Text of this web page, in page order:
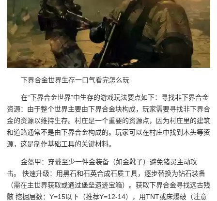
下界合金世界生存一口气看完怎么玩
在“下界合金世界”中生存的游戏玩法要点如下：寻找非下界合金
资源：由于整个世界主要由下界合金块构成，玩家需要寻找非下界合
金的资源以维持生存。村庄是一个重要的资源点，因为村庄里的建筑
和道路通常不是由下界合金构成的。玩家可以在村庄中找到木头等资
源，这是制作基础工具的关键材料。
金盔甲：穿戴至少一件金装备（如金靴子）避免猪灵主动攻
击。 快速升级：用黑石和石英合成石质工具，逐步替换为钻石装备
（需在主世界获取或通过堡垒遗迹宝箱）。获取下界合金寻找远古残
骸 挖掘层数：Y=15以下（推荐Y=12-14），用TNT或床爆破（注意